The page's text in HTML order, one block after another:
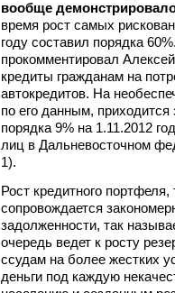
вообще
время рост самых
году составил порядка
прокомментировал
кредиты гражданам на
автокредитов. На
по его данным, приходится
порядка 9% на 1.11.2012
лиц в Дальневосточном
1).
Рост кредитного
сопровождается
задолженности, так
очередь ведет к росту
ссудам на более жестких
деньги под каждую